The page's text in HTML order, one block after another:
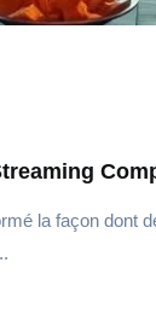
la façon dont